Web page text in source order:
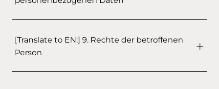
[Translate to EN:] 9. Rechte der betroffenen
Person